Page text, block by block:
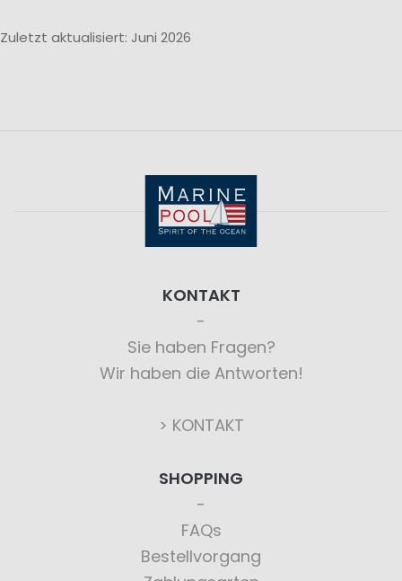
Zuletzt aktualisiert: Juni 2026
KONTAKT
Sie haben Fragen?
Wir haben die Antworten!
> KONTAKT
SHOPPING
FAQs
Bestellvorgang